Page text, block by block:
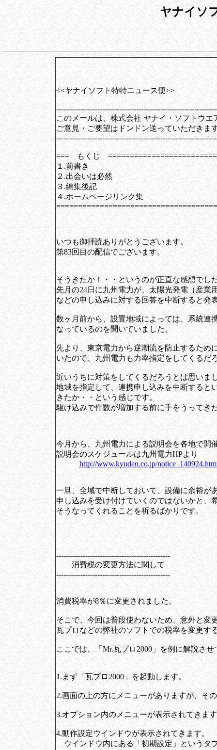
ヤナイソ
第0083号（
<<ヤナイソフト特特ニュース便>>
このメールは、株式会社 ヤナイ・ソフトウ
ご意見・ご要望はドンドン送っていただきま
=== もくじ
１.前書き
２.出会いは必然
３.編集後記
４.ホームページリンク集
いつも御拝読ありがとうございます。
第83回目の配信でございます。
そうきたか！・・というのが正直な感想でし
先月の24日に九州電力が、太陽光発電（産業
などの申し込みに対する回答を中断すると発
数ヶ月前から、設置地域によっては、系統連
なっているのを聞いていました。
先より、東京電力から逆潮流を防止するため
いたので、九州電力も力率指定をしてくるだ
近いうちに対策をしてくるだろうとは思いま
地域を指定して、連携申し込みを中断すると
きたか・・という感じです。
駆け込みで件数が増加する前に手をうってき
今月から、九州電力による説明会を各地で開
説明会のスケジュールは九州電力HPより
http://www.kyuden.co.jp/
一旦、全域で中断しておいて、設備に余裕が
申し込みを受け付けていくのではないかと、
そうなってくれることを祈るばかりです。
-----------------------------------------------
消費税の変更方法に関して
-----------------------------------------------
消費税率が8％に変更されました。
そこで、今回は普段使わないため、意外と変
瓦プロなどの弊社のソフトでの税率を変更す
ここでは、「Mr.瓦プロ2000」を例に解説さ
1.まず「瓦プロ2000」を起動します。
2.画面の上の方にメニューがありますが、そ
3.オプション内のメニューが表示されてきま
4.動作設定ウインドウが表示されてきます。
ウインドウ内にある「初期設定」というタ